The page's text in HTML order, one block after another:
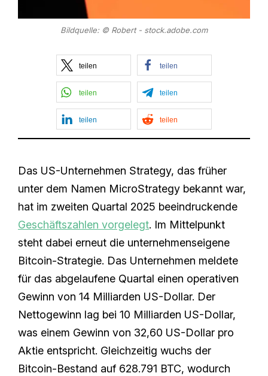
Bildquelle: © Robert - stock.adobe.com
teilen teilen
teilen teilen
teilen teilen
Das US-Unternehmen Strategy, das früher
unter dem Namen MicroStrategy bekannt war,
hat im zweiten Quartal 2025 beeindruckende
Geschäftszahlen vorgelegt. Im Mittelpunkt
steht dabei erneut die unternehmenseigene
Bitcoin-Strategie. Das Unternehmen meldete
für das abgelaufene Quartal einen operativen
Gewinn von 14 Milliarden US-Dollar. Der
Nettogewinn lag bei 10 Milliarden US-Dollar,
was einem Gewinn von 32,60 US-Dollar pro
Aktie entspricht. Gleichzeitig wuchs der
Bitcoin-Bestand auf 628.791 BTC, wodurch